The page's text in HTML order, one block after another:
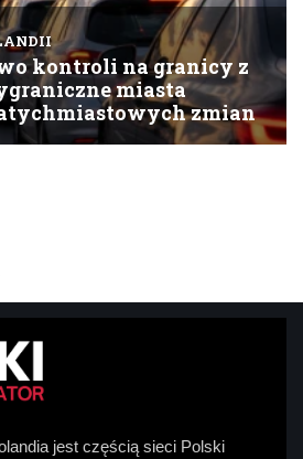
jest częścią sieci Polski